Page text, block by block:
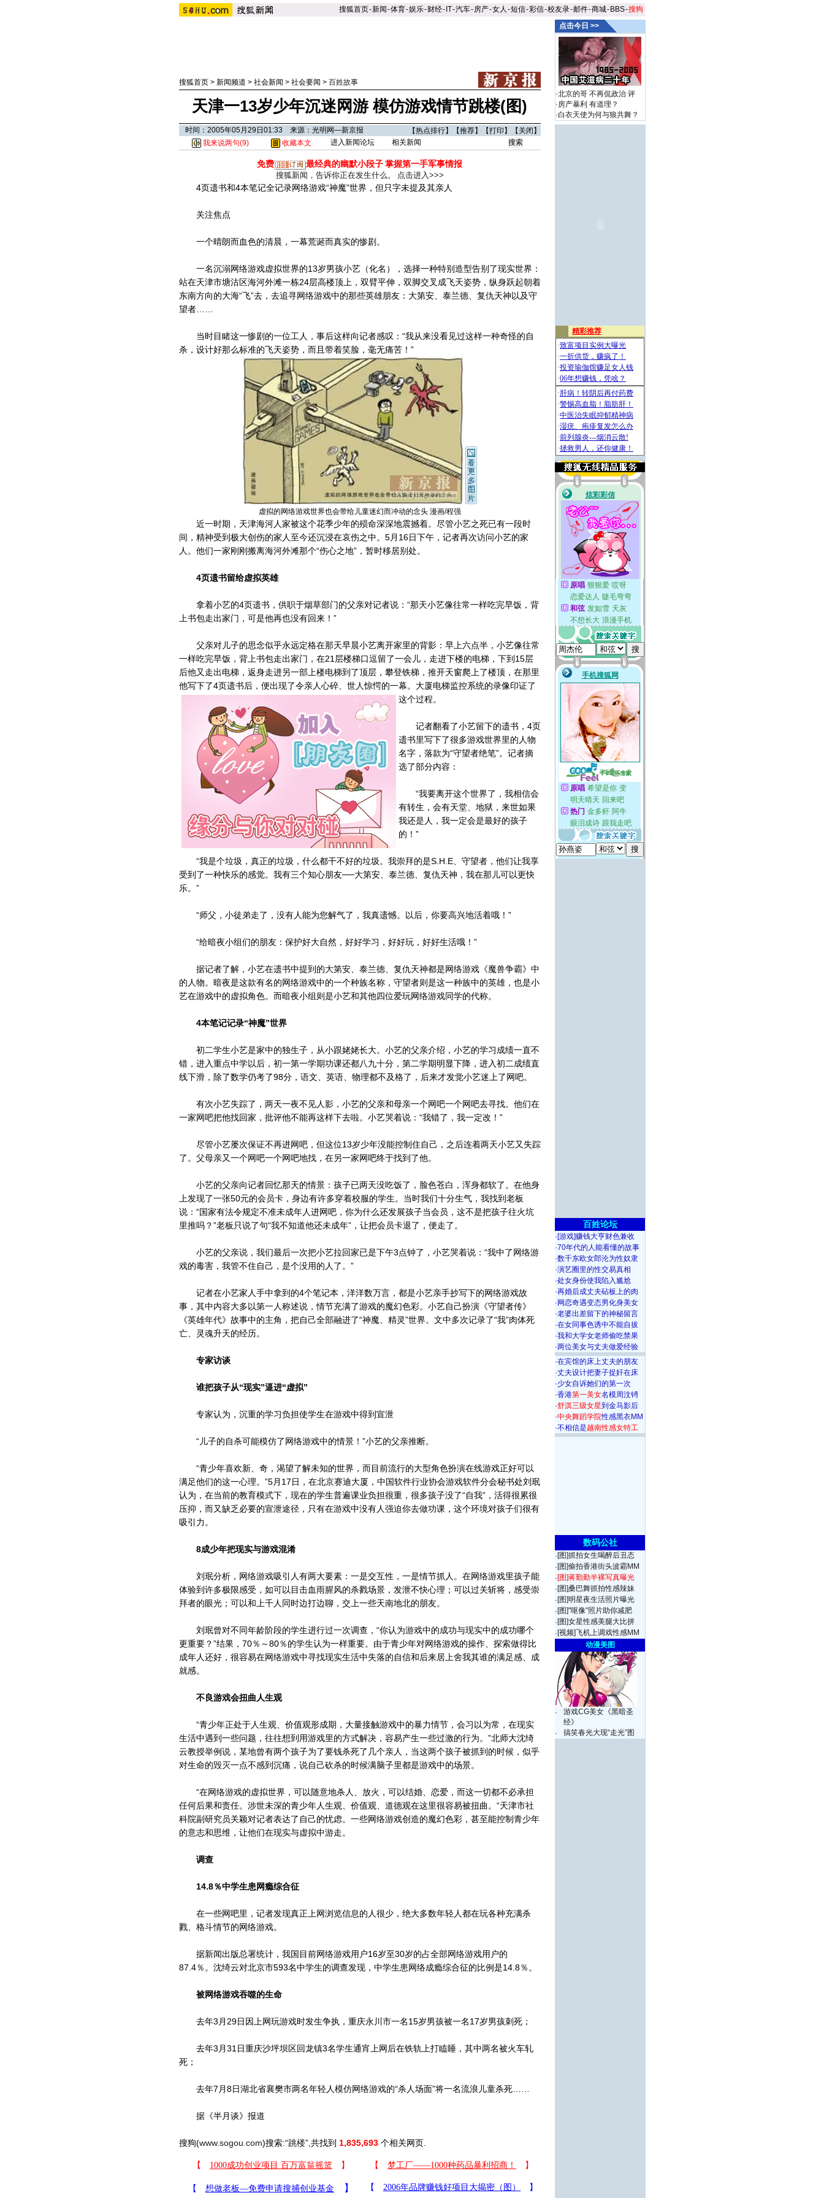
搜狐首页-新闻-体育-娱乐-财经- IT-汽车-房产-女人 -短信-彩信-校友录-邮件-商城- BBS-搜狗
搜狐首页> 新闻频道 > 社会新闻 > 社会要闻 > 百姓故事
天津一13岁少年沉迷网游 模仿游戏情节跳楼(图)
时间：2005年05月29日01:33 来源：光明网—新京报 【热点排行】【推荐】【打印 】【 关闭 】
我来说两句(9) 收藏本文 进入新闻论坛 相关新闻
免费 最经典的幽默小段子掌握第一手军事情报
搜狐新闻，告诉你正在发生什么。 点击进入>>>
4页遗书和4本笔记全记录网络游戏“神魔”世界，但只字未提及其亲人
关注焦点
一个晴朗而血色的清晨，一幕荒诞而真实的惨剧。
一名沉溺网络游戏虚拟世界的13岁男孩小艺（化名），选择一种特别造型告别了现实世界：
站在天津市塘沽区海河外滩一栋24层高楼顶上，双臂平伸，双脚交叉成飞天姿势，纵身跃起朝着
东南方向的大海“飞”去，去追寻网络游戏中的那些英雄朋友：大第安、泰兰德、复仇天神以及守
望者……
当时目睹这一惨剧的一位工人，事后这样向记者感叹：“我从来没看见过这样一种奇怪的自
杀，设计好那么标准的飞天姿势，而且带着笑脸，毫无痛苦！”
虚拟的网络游戏世界也会带给儿童迷幻而冲动的念头 漫画/程强
近一时期，天津海河人家被这个花季少年的殒命深深地震撼着。尽管小艺之死已有一段时
间，精神受到极大创伤的家人至今还沉浸在哀伤之中。5月16日下午，记者再次访问小艺的家
人。他们一家刚刚搬离海河外滩那个“伤心之地”，暂时移居别处。
4页遗书留给虚拟英雄
拿着小艺的4页遗书，供职于烟草部门的父亲对记者说：“那天小艺像往常一样吃完早饭，背
上书包走出家门，可是他再也没有回来！”
父亲对儿子的思念似乎永远定格在那天早晨小艺离开家里的背影：早上六点半，小艺像往常
一样吃完早饭，背上书包走出家门，在21层楼梯口逗留了一会儿，走进下楼的电梯，下到15层
后他又走出电梯，返身走进另一部上楼电梯到了顶层，攀登铁梯，推开天窗爬上了楼顶，在那里
他写下了4页遗书后，便出现了令亲人心碎、世人惊愕的一幕。 大厦电梯监控系统的录像印证了
这个过程。
记者翻看了小艺留下的遗书，4页
遗书里写下了很多游戏世界里的人物
名字，落款为“守望者绝笔”。记者摘
选了部分内容：
“我要离开这个世界了，我相信会
有转生，会有天堂、地狱，来世如果
我还是人，我一定会是最好的孩子
的！”
“我是个垃圾，真正的垃圾，什么都干不好的垃圾。我崇拜的是S.H.E、守望者，他们让我享
受到了一种快乐的感觉。我有三个知心朋友──大第安、泰兰德、复仇天神，我在那儿可以更快
乐。”
“师父，小徒弟走了，没有人能为您解气了，我真遗憾。以后，你要高兴地活着哦！”
“给暗夜小组们的朋友：保护好大自然，好好学习，好好玩，好好生活哦！”
据记者了解，小艺在遗书中提到的大第安、泰兰德、复仇天神都是网络游戏《魔兽争霸》中
的人物。暗夜是这款有名的网络游戏中的一个种族名称，守望者则是这一种族中的英雄，也是小
艺在游戏中的虚拟角色。而暗夜小组则是小艺和其他四位爱玩网络游戏同学的代称。
4本笔记记录“神魔”世界
初二学生小艺是家中的独生子，从小跟姥姥长大。小艺的父亲介绍，小艺的学习成绩一直不
错，进入重点中学以后，初一第一学期功课还都八九十分，第二学期明显下降，进入初二成绩直
线下滑，除了数学仍考了98分，语文、英语、物理都不及格了，后来才发觉小艺迷上了网吧。
有次小艺失踪了，两天一夜不见人影，小艺的父亲和母亲一个网吧一个网吧去寻找。他们在
一家网吧把他找回家，批评他不能再这样下去啦。小艺哭着说：“我错了，我一定改！”
尽管小艺屡次保证不再进网吧，但这位13岁少年没能控制住自己，之后连着两天小艺又失踪
了。父母亲又一个网吧一个网吧地找，在另一家网吧终于找到了他。
小艺的父亲向记者回忆那天的情景：孩子已两天没吃饭了，脸色苍白，浑身都软了。在他身
上发现了一张50元的会员卡，身边有许多穿着校服的学生。当时我们十分生气，我找到老板
说：“国家有法令规定不准未成年人进网吧，你为什么还发展孩子当会员，这不是把孩子往火坑
里推吗？”老板只说了句“我不知道他还未成年”，让把会员卡退了，便走了。
小艺的父亲说，我们最后一次把小艺拉回家已是下午3点钟了，小艺哭着说：“我中了网络游
戏的毒害，我管不住自己，是个没用的人了。”
记者在小艺家人手中拿到的4个笔记本，洋洋数万言，都是小艺亲手抄写下的网络游戏故
事，其中内容大多以第一人称述说，情节充满了游戏的魔幻色彩。小艺自己扮演《守望者传》
《英雄年代》故事中的主角，把自己全部融进了“神魔、精灵”世界。文中多次记录了“我”肉体死
亡、灵魂升天的经历。
专家访谈
谁把孩子从“现实”逼进“虚拟”
专家认为，沉重的学习负担使学生在游戏中得到宣泄
“儿子的自杀可能模仿了网络游戏中的情景！”小艺的父亲推断。
“青少年喜欢新、奇，渴望了解未知的世界，而目前流行的大型角色扮演在线游戏正好可以
满足他们的这一心理。”5月17日，在北京赛迪大厦，中国软件行业协会游戏软件分会秘书处刘珉
认为，在当前的教育模式下，现在的学生普遍课业负担很重，很多孩子没了“自我”，活得很累很
压抑，而又缺乏必要的宣泄途径，只有在游戏中没有人强迫你去做功课，这个环境对孩子们很有
吸引力。
8成少年把现实与游戏混淆
刘珉分析，网络游戏吸引人有两大要素：一是交互性，一是情节抓人。在网络游戏里孩子能
体验到许多极限感受，如可以目击血雨腥风的杀戮场景，发泄不快心理；可以过关斩将，感受崇
拜者的眼光；可以和上千人同时边打边聊，交上一些天南地北的朋友。
刘珉曾对不同年龄阶段的学生进行过一次调查，“你认为游戏中的成功与现实中的成功哪个
更重要？”结果，70％～80％的学生认为一样重要。由于青少年对网络游戏的操作、探索做得比
成年人还好，很容易在网络游戏中寻找现实生活中失落的自信和后来居上舍我其谁的满足感、成
就感。
不良游戏会扭曲人生观
“青少年正处于人生观、价值观形成期，大量接触游戏中的暴力情节，会习以为常，在现实
生活中遇到一些问题，往往想到用游戏里的方式解决，容易产生一些过激的行为。”北师大沈绮
云教授举例说，某地曾有两个孩子为了要钱杀死了几个亲人，当这两个孩子被抓到的时候，似乎
对生命的毁灭一点不感到沉痛，说自己砍杀的时候满脑子里都是游戏中的场景。
“在网络游戏的虚拟世界，可以随意地杀人、放火，可以结婚、恋爱，而这一切都不必承担
任何后果和责任。涉世未深的青少年人生观、价值观、道德观在这里很容易被扭曲。“天津市社
科院副研究员关颖对记者表达了自己的忧虑。一些网络游戏创造的魔幻色彩，甚至能控制青少年
的意志和思维，让他们在现实与虚拟中游走。
调查
14.8％中学生患网瘾综合征
在一些网吧里，记者发现真正上网浏览信息的人很少，绝大多数年轻人都在玩各种充满杀
戮、格斗情节的网络游戏。
据新闻出版总署统计，我国目前网络游戏用户16岁至30岁的占全部网络游戏用户的
87.4％。沈绮云对北京市593名中学生的调查发现，中学生患网络成瘾综合征的比例是14.8％。
被网络游戏吞噬的生命
去年3月29日因上网玩游戏时发生争执，重庆永川市一名15岁男孩被一名17岁男孩刺死；
去年3月31日重庆沙坪坝区回龙镇3名学生通宵上网后在铁轨上打瞌睡，其中两名被火车轧
死；
去年7月8日湖北省襄樊市两名年轻人模仿网络游戏的“杀人场面”将一名流浪儿童杀死……
据《半月谈》报道
搜狗(www.sogou.com)搜索:“跳楼”,共找到 1,835,693 个相关网页.
点击今日 >>
·北京的哥 不再侃政治 评
·房产暴利 有道理？
·白衣天使为何与狼共舞？
百姓论坛
· [游戏]赚钱大亨财色兼收
·70年代的人能看懂的故事
·数千东欧女郎沦为性奴隶
·演艺圈里的性交易真相
·处女身份使我陷入尴尬
·再婚后成丈夫砧板上的肉
· 网恋奇遇变态男化身美女
·老婆出差留下的神秘留言
·在女同事色诱中不能自拔
·我和大学女老师偷吃禁果
·两位美女与丈夫做爱经验
·在宾馆的床上丈夫的朋友
·丈夫设计把妻子捉奸在床
·少女自诉她们的第一次
·香港第一美女名模周汶锜
·舒淇三级女星到金马影后
·中央舞蹈学院性感黑衣MM
·不相信是越南性感女特工
数码公社
· [图]抓拍女生喝醉后丑态
· [图]偷拍香港街头波霸MM
·[图]蒋勤勤半裸写真曝光
· [图]桑巴舞抓拍性感辣妹
· [图]明星夜生活照片曝光
· [图]"呕像"照片助你减肥
· [图]女星性感美腿大比拼
· [视频]飞机上调戏性感MM
动漫美图
·
游戏CG美女《黑暗圣
经》
·
搞笑春光大现“走光”图